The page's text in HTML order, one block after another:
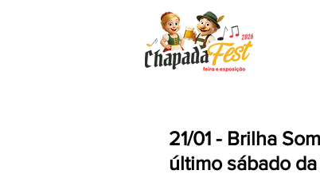
21/01 - Brilha
último sábado